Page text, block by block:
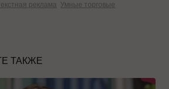
реклама Умные торговые
ТАКЖЕ